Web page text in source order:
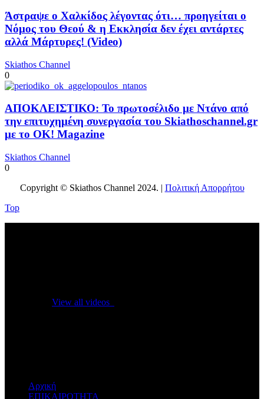
Άστραψε ο Χαλκίδος λέγοντας ότι… προηγείται ο
Νόμος του Θεού & η Εκκλησία δεν έχει αντάρτες
αλλά Μάρτυρες! (Video)
Skiathos Channel
0
ΑΠΟΚΛΕΙΣΤΙΚΟ: Το πρωτοσέλιδο με Ντάνο από
την επιτυχημένη συνεργασία του Skiathoschannel.gr
με το OK! Magazine
Skiathos Channel
0
Copyright © Skiathos Channel 2024. | Πολιτική Απορρήτου
Top
View all videos
Αρχική
ΕΠΙΚΑΙΡΟΤΗΤΑ